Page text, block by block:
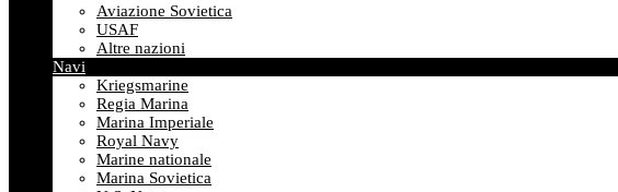
Aviazione Sovietica
USAF
Altre nazioni
Navi
Kriegsmarine
Regia Marina
Marina Imperiale
Royal Navy
Marine nationale
Marina Sovietica